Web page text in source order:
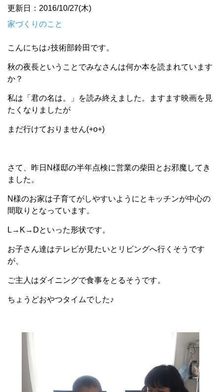
更新日：2016/10/27(木)
家づくりのこと
こんにちは♪技術部鈴田です。
秋の夜長ということでみなさんは何か本を読まれています
か？
私は「君の名は。」を読み終えました。ますます映画を見
たくなりましたが
まだ行けておりません(+o+)
さて、昨日N様邸の半年点検に営業の柴田とお邪魔してき
ました。
N様のお家は子育てがしやすいようにとキッチンが中心の
間取りとなっています。
L→K→Dといった形状です。
お子さん達はテレビが見たいとリビングへ行くそうです
が、
ご主人はダイニングで食事をとるそうです。
ちょうどおやつタイムでした♪